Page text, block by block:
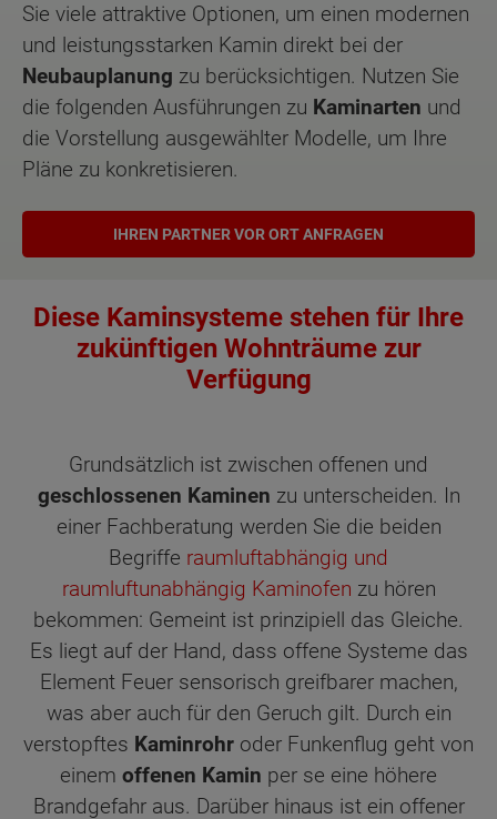
Sie viele attraktive Optionen, um einen modernen
und leistungsstarken Kamin direkt bei der
Neubauplanung zu berücksichtigen. Nutzen Sie
die folgenden Ausführungen zu Kaminarten und
die Vorstellung ausgewählter Modelle, um Ihre
Pläne zu konkretisieren.
IHREN PARTNER VOR ORT ANFRAGEN
Diese Kaminsysteme stehen für Ihre
zukünftigen Wohnträume zur
Verfügung
Grundsätzlich ist zwischen offenen und
geschlossenen Kaminen zu unterscheiden. In
einer Fachberatung werden Sie die beiden
Begriffe raumluftabhängig und
raumluftunabhängig Kaminofen zu hören
bekommen: Gemeint ist prinzipiell das Gleiche.
Es liegt auf der Hand, dass offene Systeme das
Element Feuer sensorisch greifbarer machen,
was aber auch für den Geruch gilt. Durch ein
verstopftes Kaminrohr oder Funkenflug geht von
einem offenen Kamin per se eine höhere
Brandgefahr aus. Darüber hinaus ist ein offener